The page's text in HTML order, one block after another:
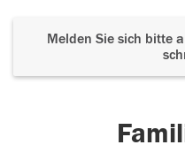
Melden Sie sich bitte